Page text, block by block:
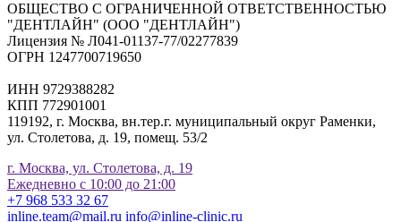
ОБЩЕСТВО С ОГРАНИЧЕННОЙ ОТВЕТСТВЕННОСТЬЮ
"ДЕНТЛАЙН" (ООО "ДЕНТЛАЙН")
Лицензия № Л041-01137-77/02277839
ОГРН 1247700719650
ИНН 9729388282
КПП 772901001
119192, г. Москва, вн.тер.г. муниципальный округ Раменки,
ул. Столетова, д. 19, помещ. 53/2
г. Москва, ул. Столетова, д. 19
Ежедневно с 10:00 до 21:00
+7 968 533 32 67
inline.team@mail.ru info@inline-clinic.ru